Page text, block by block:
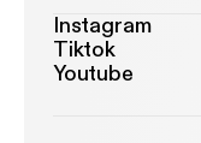
Instagram
Tiktok
Youtube